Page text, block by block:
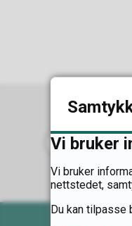
Abonner på RSS
Skriv ut
Vi bruker
Vi bruker
nettstedet,
Du kan tilpasse